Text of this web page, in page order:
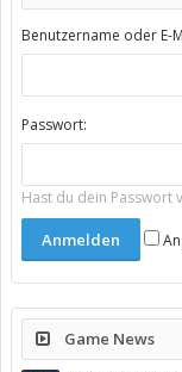
Benutzername oder E-
Passwort:
Hast du dein Passwort
Game News